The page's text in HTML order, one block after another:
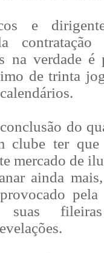
e
na verdade
de trinta
do
clube ter que
mercado de
ainda
suas